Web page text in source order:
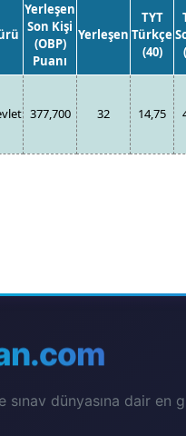
Yerleşen
Son Kişi
(OBP)
Puanı
Yerleşen
TYT
Türkçe
(40)
377,700 32 14,75
sınav dünyasına dair en